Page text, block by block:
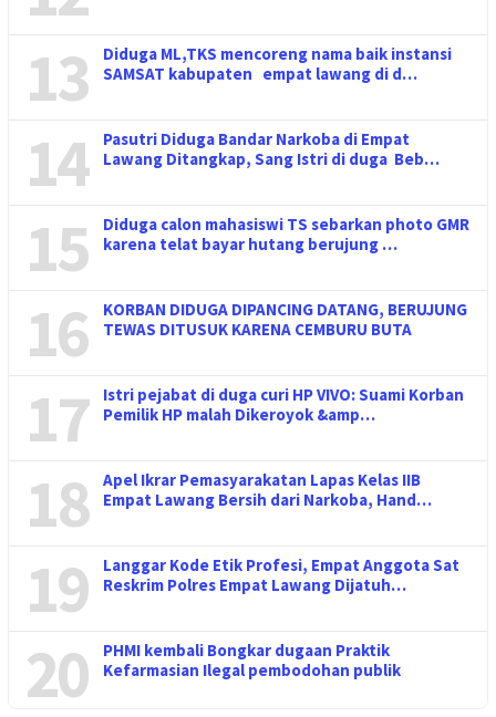
13
Diduga ML,TKS mencoreng nama baik instansi
SAMSAT kabupaten empat lawang di d…
14
Pasutri Diduga Bandar Narkoba di Empat
Lawang Ditangkap, Sang Istri di duga Beb…
15
Diduga calon mahasiswi TS sebarkan photo GMR
karena telat bayar hutang berujung …
16
KORBAN DIDUGA DIPANCING DATANG, BERUJUNG
TEWAS DITUSUK KARENA CEMBURU BUTA
17
Istri pejabat di duga curi HP VIVO: Suami Korban
Pemilik HP malah Dikeroyok &amp…
18
Apel Ikrar Pemasyarakatan Lapas Kelas IIB
Empat Lawang Bersih dari Narkoba, Hand…
19
Langgar Kode Etik Profesi, Empat Anggota Sat
Reskrim Polres Empat Lawang Dijatuh…
20
PHMI kembali Bongkar dugaan Praktik
Kefarmasian Ilegal pembodohan publik